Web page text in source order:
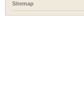
Sitemap